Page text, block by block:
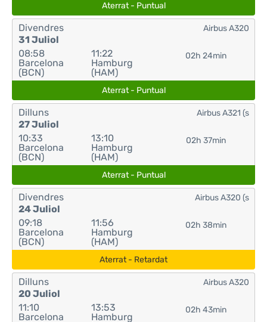
Aterrat - Puntual
Divendres
31 Juliol
08:58
Barcelona
(BCN)
11:22
Hamburg
(HAM)
02h 24min
Airbus A320
Aterrat - Puntual
Dilluns
27 Juliol
10:33
Barcelona
(BCN)
13:10
Hamburg
(HAM)
02h 37min
Airbus A321 (s
Aterrat - Puntual
Divendres
24 Juliol
09:18
Barcelona
(BCN)
11:56
Hamburg
(HAM)
02h 38min
Airbus A320 (s
Aterrat - Retardat
Dilluns
20 Juliol
11:10
Barcelona
13:53
Hamburg
02h 43min
Airbus A320